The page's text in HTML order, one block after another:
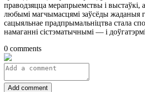
праводзяцца мерапрыемствы і выстаўкі, а
любымі магчымасцямі заўсёды жаданыя
сацыяльнае прадпрымальніцтва стала
намаганні сістэматычнымі — і
0 comments
Add comment